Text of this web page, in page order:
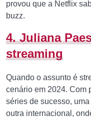
provou que a Netflix
buzz.
4. Juliana
streaming
Quando o assunto é
cenário em 2024. Com
séries de sucesso,
outra internacional,